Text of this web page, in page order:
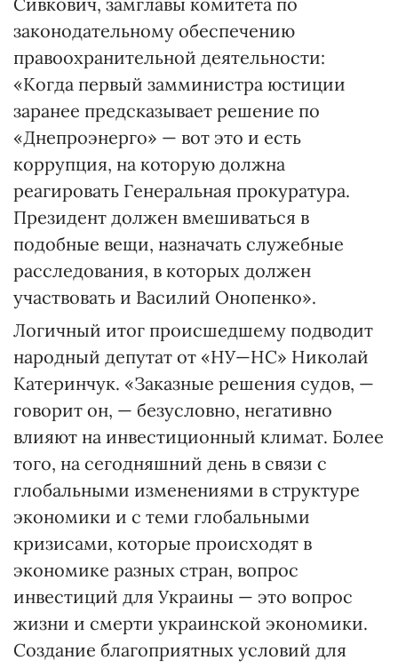
законодательному обеспечению
правоохранительной деятельности:
«Когда первый замминистра юстиции
заранее предсказывает решение по
«Днепроэнерго» — вот это и есть
коррупция, на которую должна
реагировать Генераль­ная прокуратура.
Президент должен вмешиваться в
подобные вещи, назначать служебные
расследования, в которых должен
участвовать и Василий Онопенко».
Логичный итог происшедшему подводит
народный депутат от «НУ—НС» Николай
Катеринчук. «Заказные решения судов, —
говорит он, — безусловно, негативно
влияют на инвестиционный климат. Более
того, на сегодняшний день в связи с
глобальными изменениями в структуре
экономики и с теми глобальными
кризисами, которые происходят в
экономике разных стран, вопрос
инвестиций для Украины — это вопрос
жизни и смерти украинской экономики.
Создание благоприятных условий для